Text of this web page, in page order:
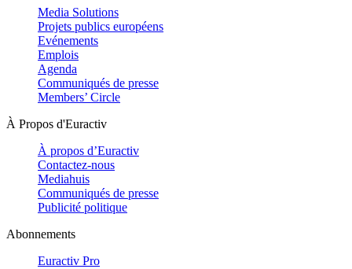
Media Solutions
Projets publics européens
Evénements
Emplois
Agenda
Communiqués de presse
Members’ Circle
À Propos d'Euractiv
À propos d’Euractiv
Contactez-nous
Mediahuis
Communiqués de presse
Publicité politique
Abonnements
Euractiv Pro